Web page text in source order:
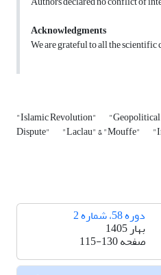
Acknowledgments
We are grateful to all the scientific
"Islamic Revolution"
Dispute" "Laclau" & "Mouffe"
دوره 58، شماره 2
بهار 1405
صفحه115-130